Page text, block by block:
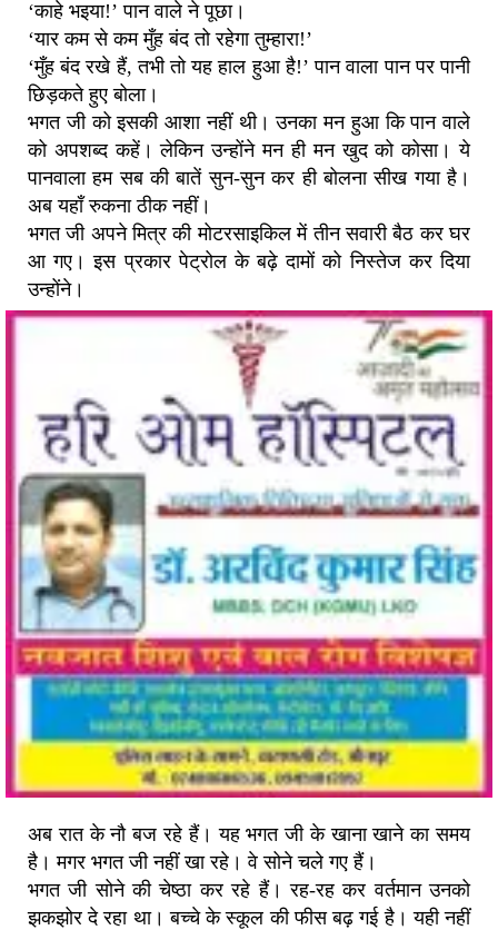
‘काहे भइया!’ पान वाले ने पूछा।
‘यार कम से कम मुँह बंद तो रहेगा तुम्हारा!’
‘मुँह बंद रखे हैं, तभी तो यह हाल हुआ है!’ पान वाला पान पर पानी
छिड़कते हुए बोला।
भगत जी को इसकी आशा नहीं थी। उनका मन हुआ कि पान वाले
को अपशब्द कहें। लेकिन उन्होंने मन ही मन खुद को कोसा। ये
पानवाला हम सब की बातें सुन-सुन कर ही बोलना सीख गया है।
अब यहाँ रुकना ठीक नहीं।
भगत जी अपने मित्र की मोटरसाइकिल में तीन सवारी बैठ कर घर
आ गए। इस प्रकार पेट्रोल के बढ़े दामों को निस्तेज कर दिया
उन्होंने।
अब रात के नौ बज रहे हैं। यह भगत जी के खाना खाने का समय
है। मगर भगत जी नहीं खा रहे। वे सोने चले गए हैं।
भगत जी सोने की चेष्ठा कर रहे हैं। रह-रह कर वर्तमान उनको
झकझोर दे रहा था। बच्चे के स्कूल की फीस बढ़ गई है। यही नहीं